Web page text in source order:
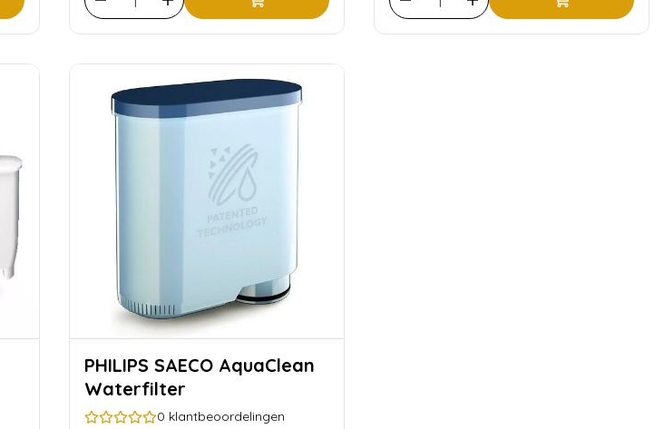
PHILIPS SAECO AquaClean
Waterfilter
0 klantbeoordelingen